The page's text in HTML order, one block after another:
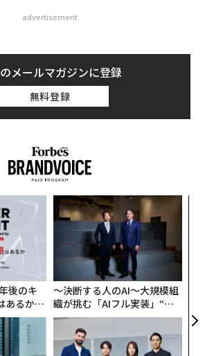
advertisement
メールマガジンに登録
無料登録
後のキ
あるか。
ブのキャ
S
〜決断する人のAI〜大規模組
織が挑む「AIフル実装」“使
う”企業から“動く”企業へ【N
TTドコモビジネス×PwC】